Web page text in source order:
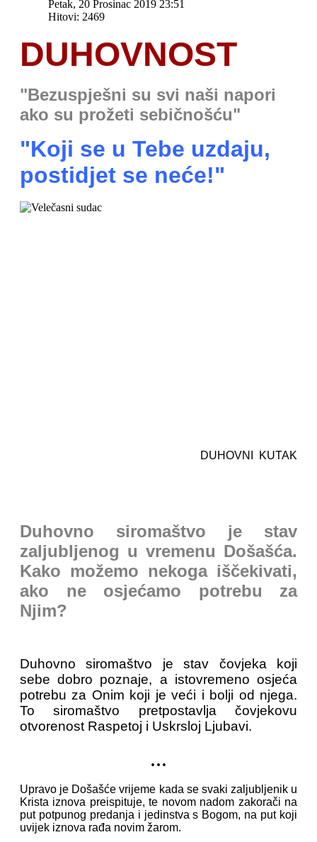
Petak, 20 Prosinac 2019 23:51
Hitovi: 2469
DUHOVNOST
"Bezuspješni su svi naši napori
ako su prožeti sebičnošću"
"Koji se u Tebe uzdaju,
postidjet se neće!"
DUHOVNI KUTAK
Duhovno siromaštvo je stav
zaljubljenog u vremenu Došašća.
Kako možemo nekoga iščekivati,
ako ne osjećamo potrebu za
Njim?
Duhovno siromaštvo je stav čovjeka koji
sebe dobro poznaje, a istovremeno osjeća
potrebu za Onim koji je veći i bolji od njega.
To siromaštvo pretpostavlja čovjekovu
otvorenost Raspetoj i Uskrsloj Ljubavi.
...
Upravo je Došašće vrijeme kada se svaki zaljubljenik u
Krista iznova preispituje, te novom nadom zakorači na
put potpunog predanja i jedinstva s Bogom, na put koji
uvijek iznova rađa novim žarom.